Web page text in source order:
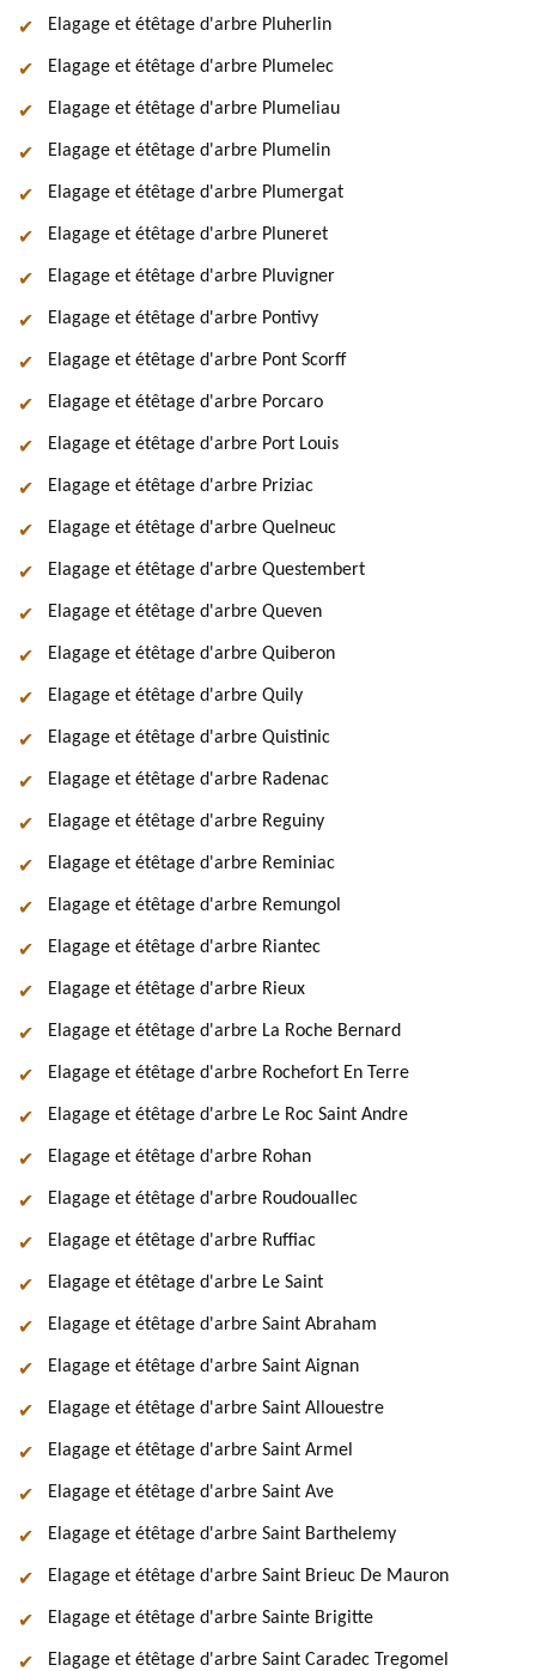
Elagage et étêtage d'arbre Pluherlin
Elagage et étêtage d'arbre Plumelec
Elagage et étêtage d'arbre Plumeliau
Elagage et étêtage d'arbre Plumelin
Elagage et étêtage d'arbre Plumergat
Elagage et étêtage d'arbre Pluneret
Elagage et étêtage d'arbre Pluvigner
Elagage et étêtage d'arbre Pontivy
Elagage et étêtage d'arbre Pont Scorff
Elagage et étêtage d'arbre Porcaro
Elagage et étêtage d'arbre Port Louis
Elagage et étêtage d'arbre Priziac
Elagage et étêtage d'arbre Quelneuc
Elagage et étêtage d'arbre Questembert
Elagage et étêtage d'arbre Queven
Elagage et étêtage d'arbre Quiberon
Elagage et étêtage d'arbre Quily
Elagage et étêtage d'arbre Quistinic
Elagage et étêtage d'arbre Radenac
Elagage et étêtage d'arbre Reguiny
Elagage et étêtage d'arbre Reminiac
Elagage et étêtage d'arbre Remungol
Elagage et étêtage d'arbre Riantec
Elagage et étêtage d'arbre Rieux
Elagage et étêtage d'arbre La Roche Bernard
Elagage et étêtage d'arbre Rochefort En Terre
Elagage et étêtage d'arbre Le Roc Saint Andre
Elagage et étêtage d'arbre Rohan
Elagage et étêtage d'arbre Roudouallec
Elagage et étêtage d'arbre Ruffiac
Elagage et étêtage d'arbre Le Saint
Elagage et étêtage d'arbre Saint Abraham
Elagage et étêtage d'arbre Saint Aignan
Elagage et étêtage d'arbre Saint Allouestre
Elagage et étêtage d'arbre Saint Armel
Elagage et étêtage d'arbre Saint Ave
Elagage et étêtage d'arbre Saint Barthelemy
Elagage et étêtage d'arbre Saint Brieuc De Mauron
Elagage et étêtage d'arbre Sainte Brigitte
Elagage et étêtage d'arbre Saint Caradec Tregomel